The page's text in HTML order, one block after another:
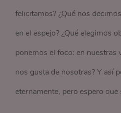
felicitamos? ¿Qué nos
en el espejo? ¿Qué elegimos
ponemos el foco: en nuestras
nos gusta de nosotras? Y así
eternamente, pero espero